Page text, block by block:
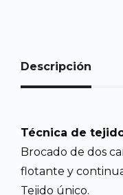
Descripción
Técnica de
Brocado de dos
flotante y
Tejido único.